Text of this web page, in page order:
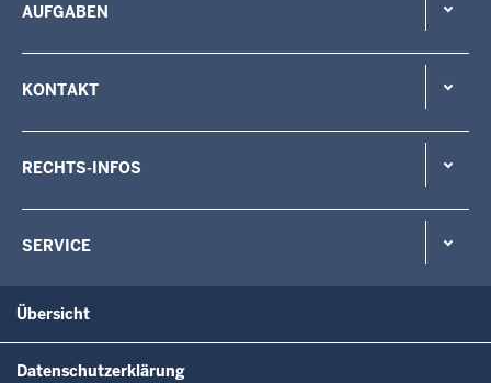
AUFGABEN
KONTAKT
RECHTS-INFOS
SERVICE
Übersicht
Datenschutzerklärung